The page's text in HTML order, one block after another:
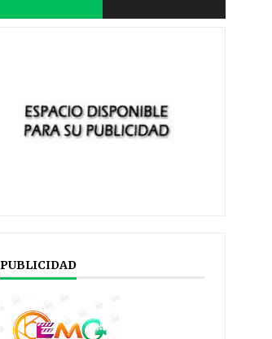
PUBLICIDAD